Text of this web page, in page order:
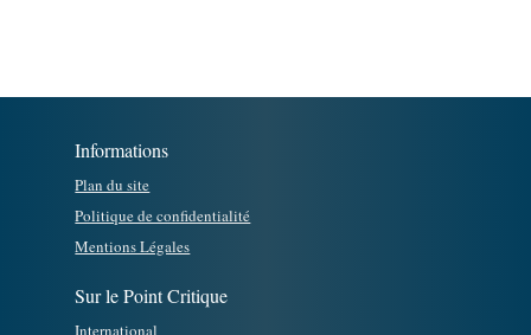
Informations
Plan du site
Politique de confidentialité
Mentions Légales
Sur le Point Critique
International